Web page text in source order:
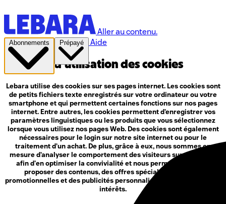
Aller au contenu.
Aide
Politique d’utilisation des cookies
Lebara utilise des cookies sur ses pages internet. Les cookies sont
de petits fichiers texte enregistrés sur votre ordinateur ou votre
smartphone et qui permettent certaines fonctions sur nos pages
internet. Entre autres, les cookies permettent d’enregistrer vos
paramètres linguistiques ou les produits que vous sélectionnez
lorsque vous utilisez nos pages Web. Des cookies sont également
nécessaires pour le login sur notre site internet ou pour le
traitement d’un achat. De plus, grâce à eux, nous sommes en
mesure d’analyser le comportement des visiteurs sur nos pages
afin d'en optimiser la convivialité et nous permettre de vous
proposer des contenus, des offres spéciales, des offres
promotionnelles et des publicités personnalisés en fonction de vos
intérêts.